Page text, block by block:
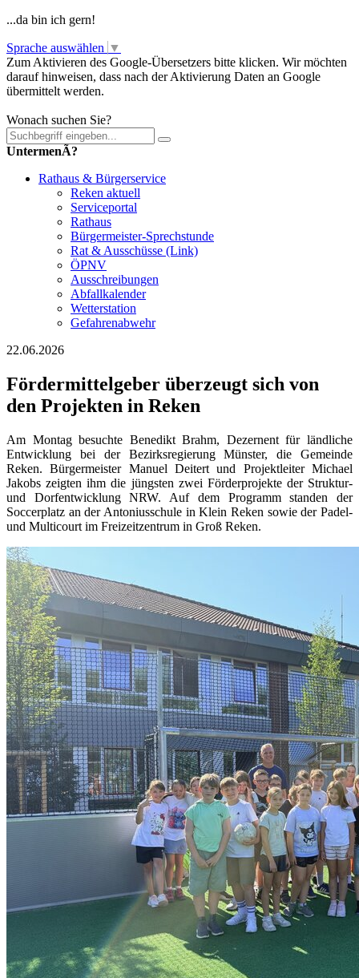
...da bin ich gern!
Sprache auswählen ▼
Zum Aktivieren des Google-Übersetzers bitte klicken. Wir möchten
darauf hinweisen, dass nach der Aktivierung Daten an Google
übermittelt werden.
Wonach suchen Sie?
UntermenÃ?
Rathaus & Bürgerservice
Reken aktuell
Serviceportal
Rathaus
Bürgermeister-Sprechstunde
Rat & Ausschüsse (Link)
ÖPNV
Ausschreibungen
Abfallkalender
Wetterstation
Gefahrenabwehr
22.06.2026
Fördermittelgeber überzeugt sich von
den Projekten in Reken
Am Montag besuchte Benedikt Brahm, Dezernent für ländliche
Entwicklung bei der Bezirksregierung Münster, die Gemeinde
Reken. Bürgermeister Manuel Deitert und Projektleiter Michael
Jakobs zeigten ihm die jüngsten zwei Förderprojekte der Struktur-
und Dorfentwicklung NRW. Auf dem Programm standen der
Soccerplatz an der Antoniusschule in Klein Reken sowie der Padel-
und Multicourt im Freizeitzentrum in Groß Reken.